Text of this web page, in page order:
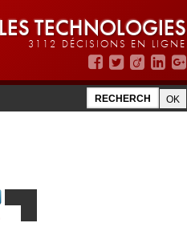
TECHNOLOGIES
3112 DÉCISIONS EN LIGNE